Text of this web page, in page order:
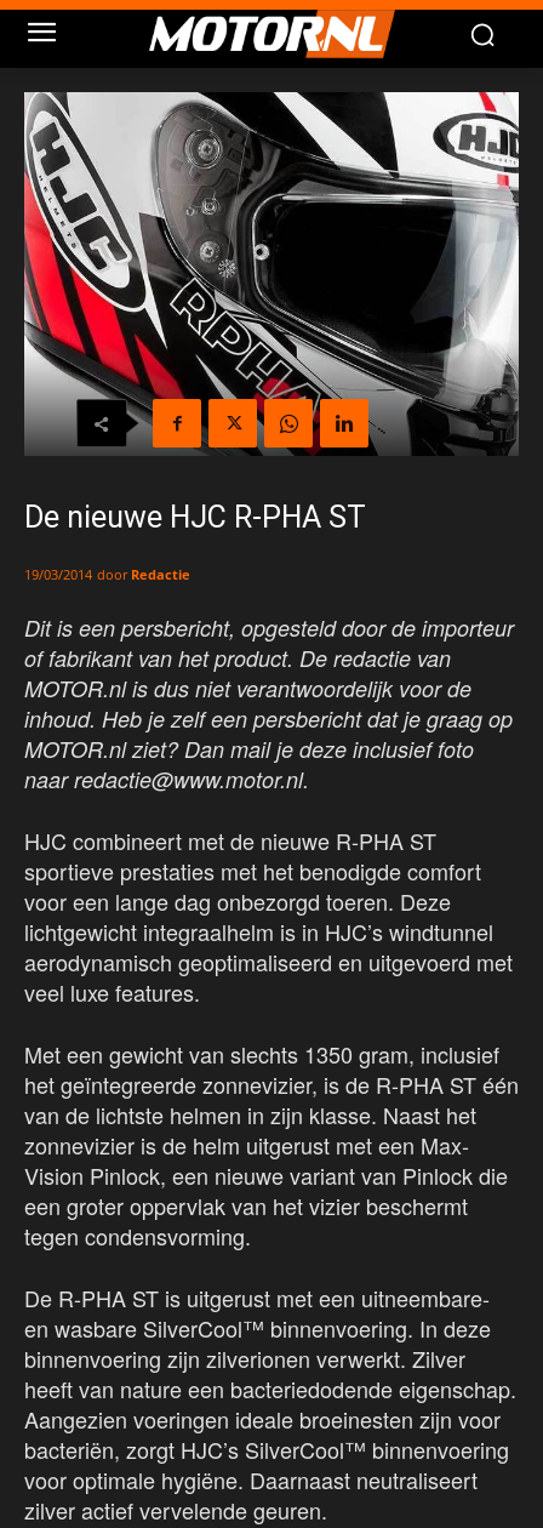
De nieuwe HJC R-PHA ST
19/03/2014 door Redactie
Dit is een persbericht, opgesteld door de importeur
of fabrikant van het product. De redactie van
MOTOR.nl is dus niet verantwoordelijk voor de
inhoud. Heb je zelf een persbericht dat je graag op
MOTOR.nl ziet? Dan mail je deze inclusief foto
naar redactie@www.motor.nl.
HJC combineert met de nieuwe R-PHA ST
sportieve prestaties met het benodigde comfort
voor een lange dag onbezorgd toeren. Deze
lichtgewicht integraalhelm is in HJC’s windtunnel
aerodynamisch geoptimaliseerd en uitgevoerd met
veel luxe features.
Met een gewicht van slechts 1350 gram, inclusief
het geïntegreerde zonnevizier, is de R-PHA ST één
van de lichtste helmen in zijn klasse. Naast het
zonnevizier is de helm uitgerust met een Max-
Vision Pinlock, een nieuwe variant van Pinlock die
een groter oppervlak van het vizier beschermt
tegen condensvorming.
De R-PHA ST is uitgerust met een uitneembare-
en wasbare SilverCool™ binnenvoering. In deze
binnenvoering zijn zilverionen verwerkt. Zilver
heeft van nature een bacteriedodende eigenschap.
Aangezien voeringen ideale broeinesten zijn voor
bacteriën, zorgt HJC’s SilverCool™ binnenvoering
voor optimale hygiëne. Daarnaast neutraliseert
zilver actief vervelende geuren.